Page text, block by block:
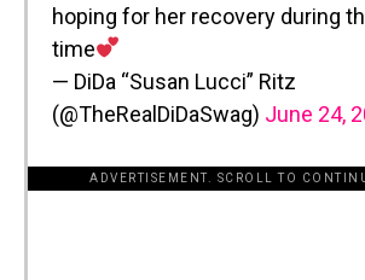
hoping for her recovery during
time
— DiDa “Susan Lucci” Ritz
(@TheRealDiDaSwag) June 24,
ADVERTISEMENT. SCROLL TO